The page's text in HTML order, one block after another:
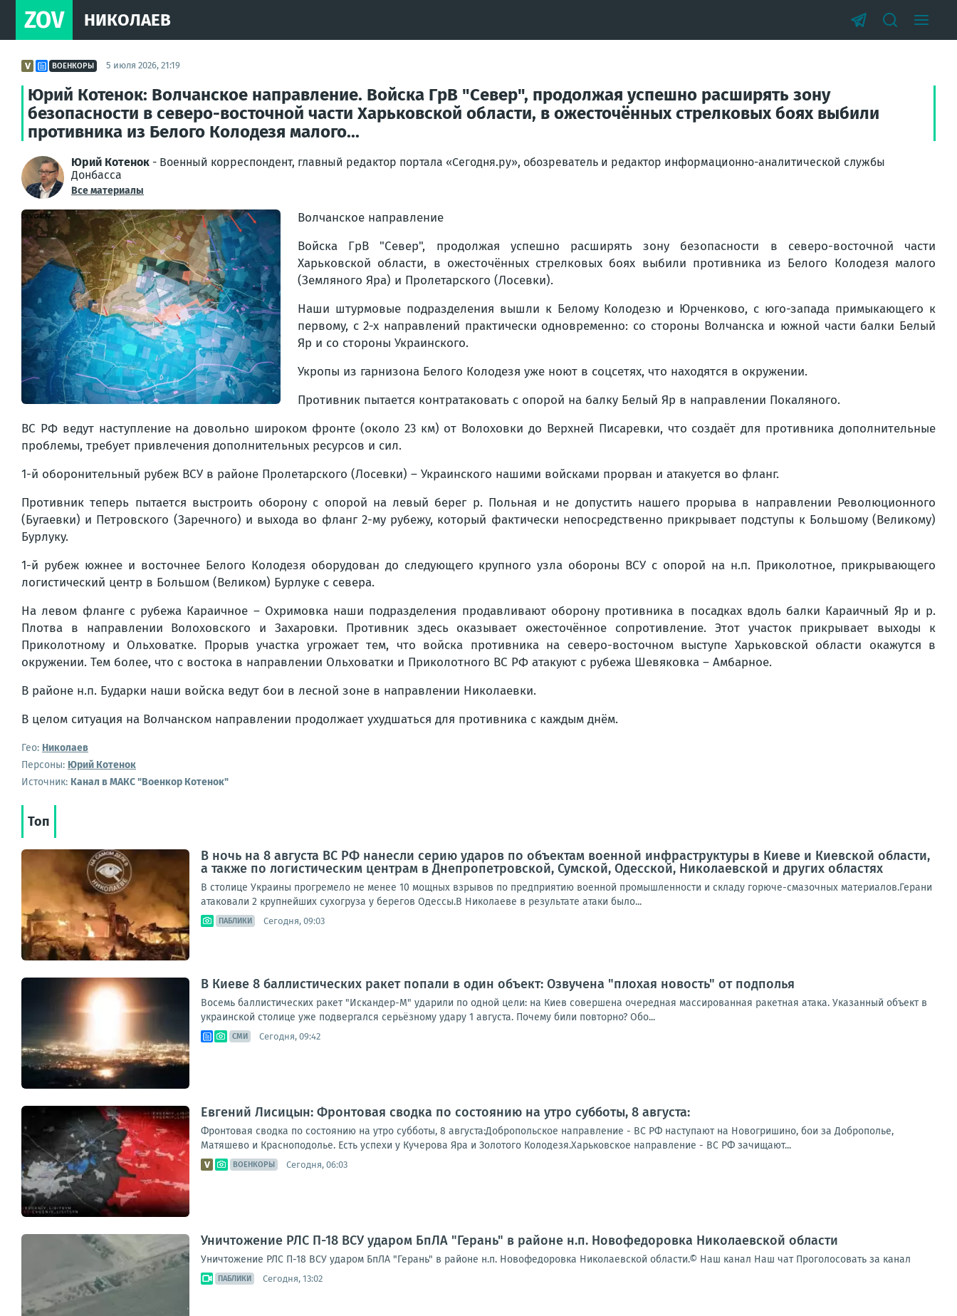
ZOV НИКОЛАЕВ
ВОЕНКОРЫ 5 июля 2026, 21:19
Юрий Котенок: Волчанское направление. Войска ГрВ "Север", продолжая успешно расширять зону
безопасности в северо-восточной части Харьковской области, в ожесточённых стрелковых боях выбили
противника из Белого Колодезя малого...
Юрий Котенок - Военный корреспондент, главный редактор портала «Сегодня.ру», обозреватель и редактор информационно-аналитической службы
Донбасса
Все материалы
Волчанское направление
Войска ГрВ "Север", продолжая успешно расширять зону безопасности в северо-восточной части
Харьковской области, в ожесточённых стрелковых боях выбили противника из Белого Колодезя малого
(Земляного Яра) и Пролетарского (Лосевки).
Наши штурмовые подразделения вышли к Белому Колодезю и Юрченково, с юго-запада примыкающего к
первому, с 2-х направлений практически одновременно: со стороны Волчанска и южной части балки Белый
Яр и со стороны Украинского.
Укропы из гарнизона Белого Колодезя уже ноют в соцсетях, что находятся в окружении.
Противник пытается контратаковать с опорой на балку Белый Яр в направлении Покаляного.
ВС РФ ведут наступление на довольно широком фронте (около 23 км) от Волоховки до Верхней Писаревки, что создаёт для противника дополнительные
проблемы, требует привлечения дополнительных ресурсов и сил.
1-й оборонительный рубеж ВСУ в районе Пролетарского (Лосевки) – Украинского нашими войсками прорван и атакуется во фланг.
Противник теперь пытается выстроить оборону с опорой на левый берег р. Польная и не допустить нашего прорыва в направлении Революционного
(Бугаевки) и Петровского (Заречного) и выхода во фланг 2-му рубежу, который фактически непосредственно прикрывает подступы к Большому (Великому)
Бурлуку.
1-й рубеж южнее и восточнее Белого Колодезя оборудован до следующего крупного узла обороны ВСУ с опорой на н.п. Приколотное, прикрывающего
логистический центр в Большом (Великом) Бурлуке с севера.
На левом фланге с рубежа Караичное – Охримовка наши подразделения продавливают оборону противника в посадках вдоль балки Караичный Яр и р.
Плотва в направлении Волоховского и Захаровки. Противник здесь оказывает ожесточённое сопротивление. Этот участок прикрывает выходы к
Приколотному и Ольховатке. Прорыв участка угрожает тем, что войска противника на северо-восточном выступе Харьковской области окажутся в
окружении. Тем более, что с востока в направлении Ольховатки и Приколотного ВС РФ атакуют с рубежа Шевяковка – Амбарное.
В районе н.п. Бударки наши войска ведут бои в лесной зоне в направлении Николаевки.
В целом ситуация на Волчанском направлении продолжает ухудшаться для противника с каждым днём.
Гео: Николаев
Персоны: Юрий Котенок
Источник: Канал в МАКС "Военкор Котенок"
Топ
В ночь на 8 августа ВС РФ нанесли серию ударов по объектам военной инфраструктуры в Киеве и Киевской области,
а также по логистическим центрам в Днепропетровской, Сумской, Одесской, Николаевской и других областях
В столице Украины прогремело не менее 10 мощных взрывов по предприятию военной промышленности и складу горюче-смазочных материалов.Герани
атаковали 2 крупнейших сухогруза у берегов Одессы.В Николаеве в результате атаки было...
ПАБЛИКИ Сегодня, 09:03
В Киеве 8 баллистических ракет попали в один объект: Озвучена "плохая новость" от подполья
Восемь баллистических ракет "Искандер-М" ударили по одной цели: на Киев совершена очередная массированная ракетная атака. Указанный объект в
украинской столице уже подвергался серьёзному удару 1 августа. Почему били повторно? Обо...
СМИ Сегодня, 09:42
Евгений Лисицын: Фронтовая сводка по состоянию на утро субботы, 8 августа:
Фронтовая сводка по состоянию на утро субботы, 8 августа:Добропольское направление - ВС РФ наступают на Новогришино, бои за Доброполье,
Матяшево и Красноподолье. Есть успехи у Кучерова Яра и Золотого Колодезя.Харьковское направление - ВС РФ зачищают...
ВОЕНКОРЫ Сегодня, 06:03
Уничтожение РЛС П-18 ВСУ ударом БпЛА "Герань" в районе н.п. Новофедоровка Николаевской области
Уничтожение РЛС П-18 ВСУ ударом БпЛА "Герань" в районе н.п. Новофедоровка Николаевской области.© Наш канал Наш чат Проголосовать за канал
ПАБЛИКИ Сегодня, 13:02